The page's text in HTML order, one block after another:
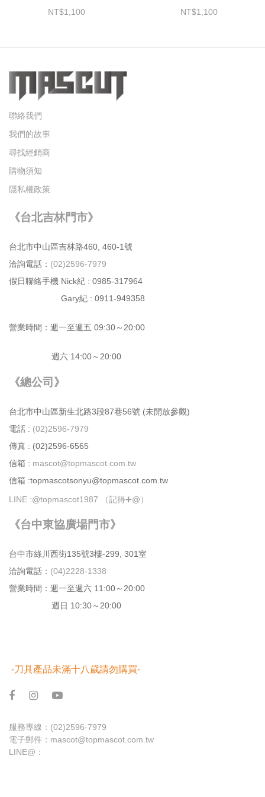
1,100 1,100
聯絡我們
我們的故事
尋找經銷商
購物須知
隱私權政策
《台北吉林門市》
台北市中⼭區吉林路460, 460-1號
洽詢電話： (02)2596-7979
假日聯絡手機 Nick紀 : 0985-317964
Gary紀 : 0911-949358
營業時間：週⼀⾄週五 09:30～20:00
週六 14:00～20:00
《總公司》
台北市中⼭區新⽣北路3段87巷56號 (未開放參觀)
電話 : (02)2596-7979
傳真 : (02)2596-6565
信箱 : mascot@topmascot.com.tw
信箱 :topmascotsonyu@topmascot.com.tw
LINE :@topmascot1987 （記得➕@）
《台中東協廣場門市》
台中市綠川⻄街135號3樓-299, 301室
洽詢電話： (04)2228-1338
營業時間：週⼀⾄週六 11:00～20:00
週日 10:30～20:00
-刀具產品未滿十八歲請勿購買-
服務專線： (02)2596-7979
電子郵件： mascot@topmascot.com.tw
LINE@：